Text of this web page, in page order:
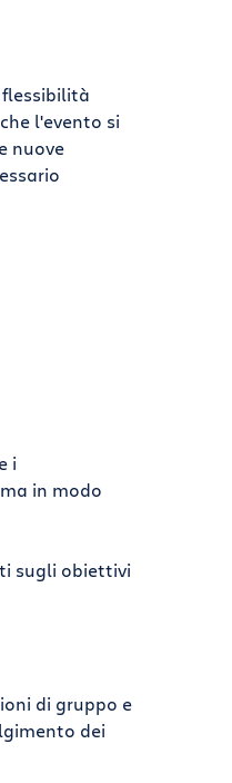
l'evento si
nuove
i
in modo
sugli obiettivi
di gruppo e
dei